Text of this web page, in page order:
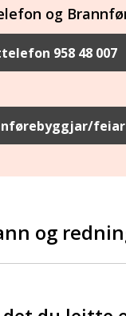
og
958 48 007
feiar
og